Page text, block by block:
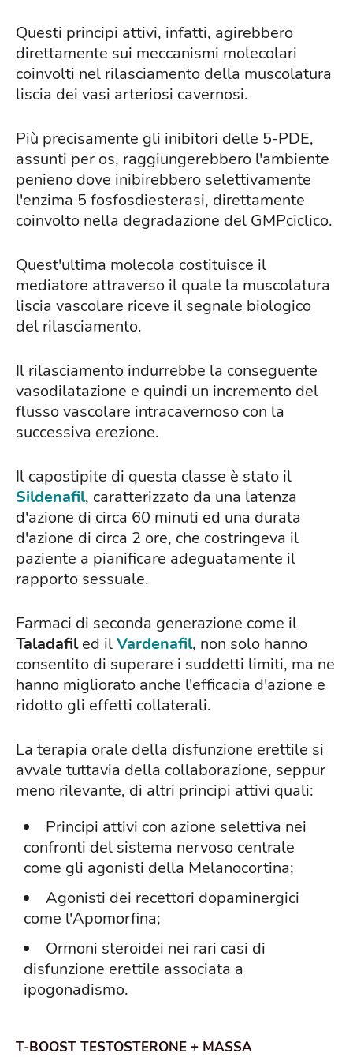
Questi principi attivi, infatti, agirebbero
direttamente sui meccanismi molecolari
coinvolti nel rilasciamento della muscolatura
liscia dei vasi arteriosi cavernosi.
Più precisamente gli inibitori delle 5-PDE,
assunti per os, raggiungerebbero l'ambiente
penieno dove inibirebbero selettivamente
l'enzima 5 fosfosdiesterasi, direttamente
coinvolto nella degradazione del GMPciclico.
Quest'ultima molecola costituisce il
mediatore attraverso il quale la muscolatura
liscia vascolare riceve il segnale biologico
del rilasciamento.
Il rilasciamento indurrebbe la conseguente
vasodilatazione e quindi un incremento del
flusso vascolare intracavernoso con la
successiva erezione.
Il capostipite di questa classe è stato il
Sildenafil, caratterizzato da una latenza
d'azione di circa 60 minuti ed una durata
d'azione di circa 2 ore, che costringeva il
paziente a pianificare adeguatamente il
rapporto sessuale.
Farmaci di seconda generazione come il
Taladafiled ilVardenafil, non solo hanno
consentito di superare i suddetti limiti, ma ne
hanno migliorato anche l'efficacia d'azione e
ridotto gli effetti collaterali.
La terapia orale della disfunzione erettile si
avvale tuttavia della collaborazione, seppur
meno rilevante, di altri principi attivi quali:
Principi attivi con azione selettiva nei
confronti del sistema nervoso centrale
come gli agonisti della Melanocortina;
Agonisti dei recettori dopaminergici
come l'Apomorfina;
Ormoni steroidei nei rari casi di
disfunzione erettile associata a
ipogonadismo.
T-BOOST TESTOSTERONE + MASSA